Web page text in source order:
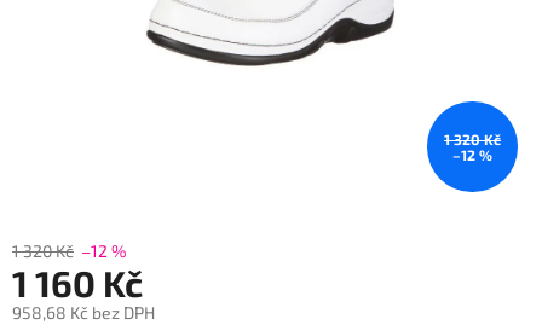
1 320 Kč
–12 %
1 320 Kč –12 %
1 160 Kč
958,68 Kč bez DPH